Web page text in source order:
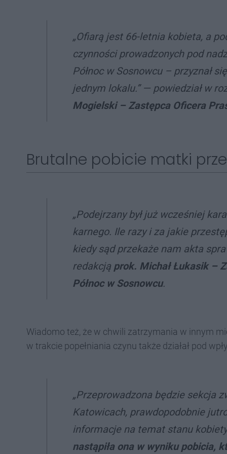
„Ofiarą jest 66-letnia kobieta, a
czynności prowadzonych pod
Północ w Sosnowcu – przyznał
jednym lokalu.” — powiedział w
Mogielski – Zastępca Oficera
Brutalne pobicie matki
„Podejrzany był już wcześniej
karnego. Ile razy i za jakie
kiedy sąd przekaże nam akta
redakcją prok. Michał Łukasik –
Północ w Sosnowcu.
Wiadomo też, że w chwili zatrzymania w innym
w trakcie popełniania czynu także działał pod
„Przeprowadzona będzie sekcja
Katowicach, prawdopodobnie
informacje na temat stanu
nastąpiła ona w wyniku pobicia,